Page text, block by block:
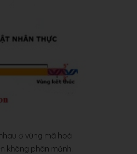
ở vùng mã hoá
không phân mảnh.